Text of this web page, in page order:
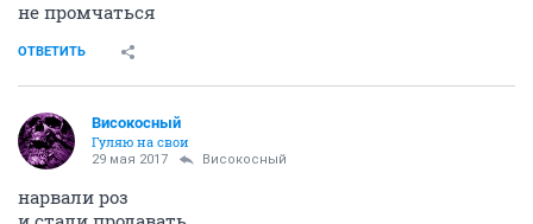
не промчаться
ОТВЕТИТЬ
Високосный
Гуляю на свои
29 мая 2017 Високосный
нарвали роз